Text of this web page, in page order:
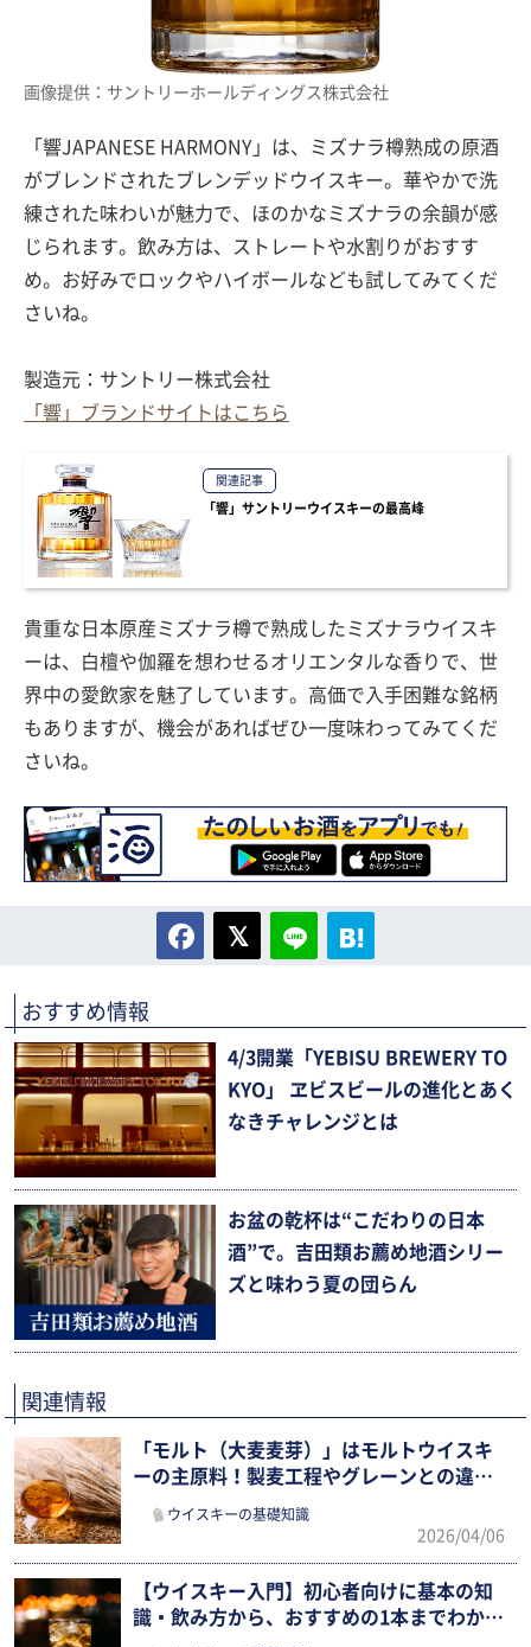
画像提供：サントリーホールディングス株式会社
「響JAPANESE HARMONY」は、ミズナラ樽熟成の原酒
がブレンドされたブレンデッドウイスキー。華やかで洗
練された味わいが魅力で、ほのかなミズナラの余韻が感
じられます。飲み方は、ストレートや水割りがおすす
め。お好みでロックやハイボールなども試してみてくだ
さいね。
製造元：サントリー株式会社
「響」ブランドサイトはこちら
関連記事
「響」サントリーウイスキーの最高峰
貴重な日本原産ミズナラ樽で熟成したミズナラウイスキ
ーは、白檀や伽羅を想わせるオリエンタルな香りで、世
界中の愛飲家を魅了しています。高価で入手困難な銘柄
もありますが、機会があればぜひ一度味わってみてくだ
さいね。
おすすめ情報
4/3開業「YEBISU BREWERY TO
KYO」 ヱビスビールの進化とあく
なきチャレンジとは
お盆の乾杯は“こだわりの日本
酒”で。吉田類お薦め地酒シリー
ズと味わう夏の団らん
関連情報
「モルト（大麦麦芽）」はモルトウイスキ
ーの主原料！製麦工程やグレーンとの違
ウイスキーの基礎知識
2026/04/06
【ウイスキー入門】初心者向けに基本の知
識・飲み方から、おすすめの1本までわかり